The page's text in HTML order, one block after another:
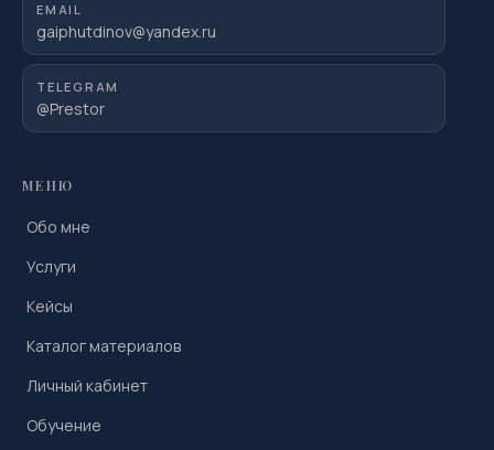
EMAIL
gaiphutdinov@yandex.ru
TELEGRAM
@Prestor
МЕНЮ
Обо мне
Услуги
Кейсы
Каталог материалов
Личный кабинет
Обучение